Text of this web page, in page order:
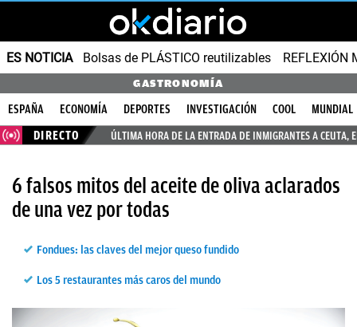
ES NOTICIA Bolsas de PLÁSTICO reutilizables REFLEXIÓN
GASTRONOMÍA
ESPAÑA ECONOMÍA DEPORTES INVESTIGACIÓN COOL
MUNDIAL
DIRECTO
ÚLTIMA HORA DE LA ENTRADA DE INMIGRANTES A CEUTA,
6 falsos mitos del aceite de oliva aclarados
de una vez por todas
Fondues: las claves del mejor queso fundido
Los 5 restaurantes más caros del mundo